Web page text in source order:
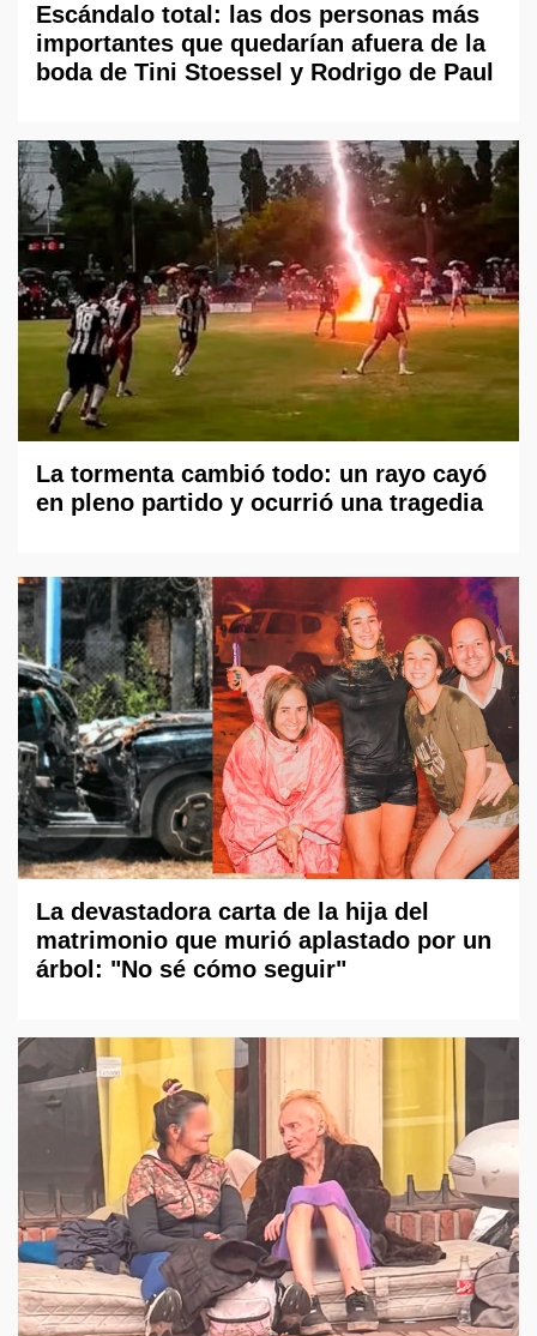
Escándalo total: las dos personas más
importantes que quedarían afuera de la
boda de Tini Stoessel y Rodrigo de Paul
La tormenta cambió todo: un rayo cayó
en pleno partido y ocurrió una tragedia
La devastadora carta de la hija del
matrimonio que murió aplastado por un
árbol: "No sé cómo seguir"